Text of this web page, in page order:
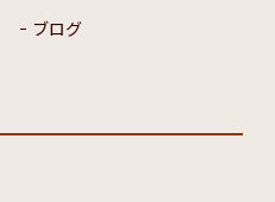
ブログ